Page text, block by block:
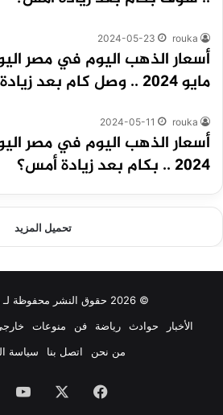
rouka
2024-05-23
مايو 2024 .. وصل كام بعد زيادة أمس؟
rouka
2024-05-11
2024 .. بكام بعد زيادة أمس؟
تحميل المزيد
© 2026 حقوق النشر محفوظة لـ هنـا القــاهــرة
الأخبار
حوادث رياضة فن منوعات
من نحن
اتصل بنا سياسة
فيسبوك